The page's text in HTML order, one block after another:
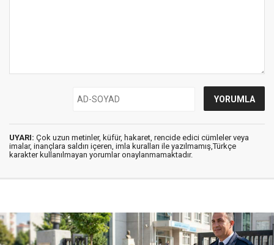
UYARI: Çok uzun metinler, küfür, hakaret, rencide edici cümleler veya
imalar, inançlara saldırı içeren, imla kuralları ile yazılmamış,Türkçe
karakter kullanılmayan yorumlar onaylanmamaktadır.